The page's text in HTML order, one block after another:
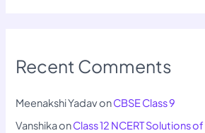
Recent Comments
Meenakshi YadavonCBSE Class 9
VanshikaonClass 12 NCERT Solutions